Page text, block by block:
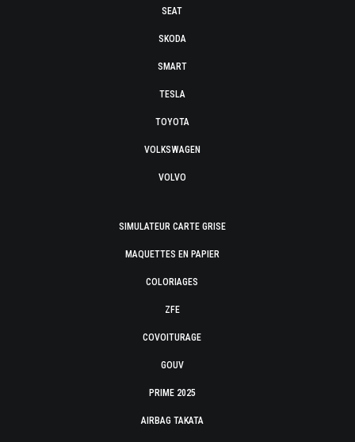
SEAT
SKODA
SMART
TESLA
TOYOTA
VOLKSWAGEN
VOLVO
SIMULATEUR CARTE GRISE
MAQUETTES EN PAPIER
COLORIAGES
ZFE
COVOITURAGE
GOUV
PRIME 2025
AIRBAG TAKATA